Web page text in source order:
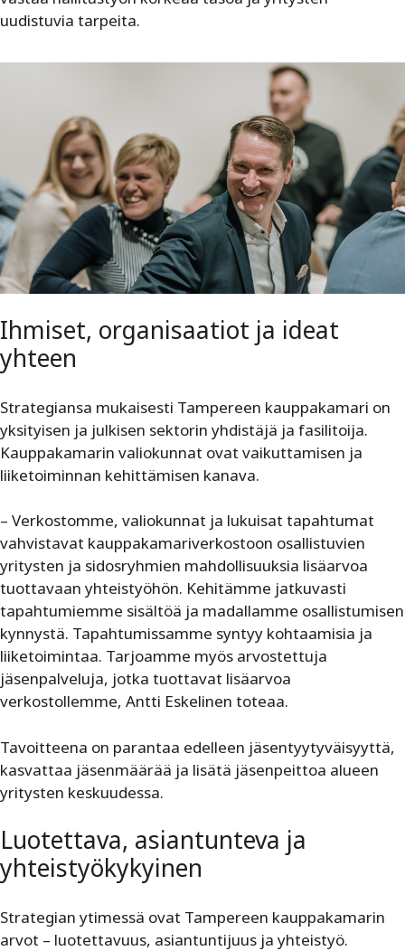
uudistuvia tarpeita.
Ihmiset, organisaatiot ja ideat
yhteen
Strategiansa mukaisesti Tampereen kauppakamari on
yksityisen ja julkisen sektorin yhdistäjä ja fasilitoija.
Kauppakamarin valiokunnat ovat vaikuttamisen ja
liiketoiminnan kehittämisen kanava.
– Verkostomme, valiokunnat ja lukuisat tapahtumat
vahvistavat kauppakamariverkostoon osallistuvien
yritysten ja sidosryhmien mahdollisuuksia lisäarvoa
tuottavaan yhteistyöhön. Kehitämme jatkuvasti
tapahtumiemme sisältöä ja madallamme osallistumisen
kynnystä. Tapahtumissamme syntyy kohtaamisia ja
liiketoimintaa. Tarjoamme myös arvostettuja
jäsenpalveluja, jotka tuottavat lisäarvoa
verkostollemme, Antti Eskelinen toteaa.
Tavoitteena on parantaa edelleen jäsentyytyväisyyttä,
kasvattaa jäsenmäärää ja lisätä jäsenpeittoa alueen
yritysten keskuudessa.
Luotettava, asiantunteva ja
yhteistyökykyinen
Strategian ytimessä ovat Tampereen kauppakamarin
arvot – luotettavuus, asiantuntijuus ja yhteistyö.